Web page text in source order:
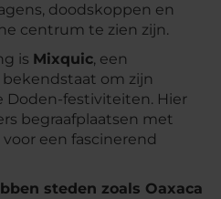
doodskoppen en
centrum te zien zijn.
is Mixquic, een
om zijn
Doden-festiviteiten. Hier
begraafplaatsen met
een fascinerend
steden zoals Oaxaca